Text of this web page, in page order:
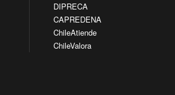
DIPRECA
CAPREDENA
ChileAtiende
ChileValora